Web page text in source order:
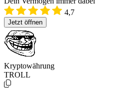
4,7
Jetzt öffnen
Kryptowährung
TROLL